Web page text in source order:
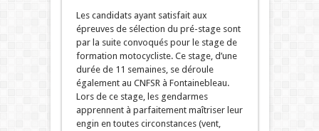
Les candidats ayant satisfait aux
épreuves de sélection du pré-stage sont
par la suite convoqués pour le stage de
formation motocycliste. Ce stage, d’une
durée de 11 semaines, se déroule
également au CNFSR à Fontainebleau.
Lors de ce stage, les gendarmes
apprennent à parfaitement maîtriser leur
engin en toutes circonstances (vent,